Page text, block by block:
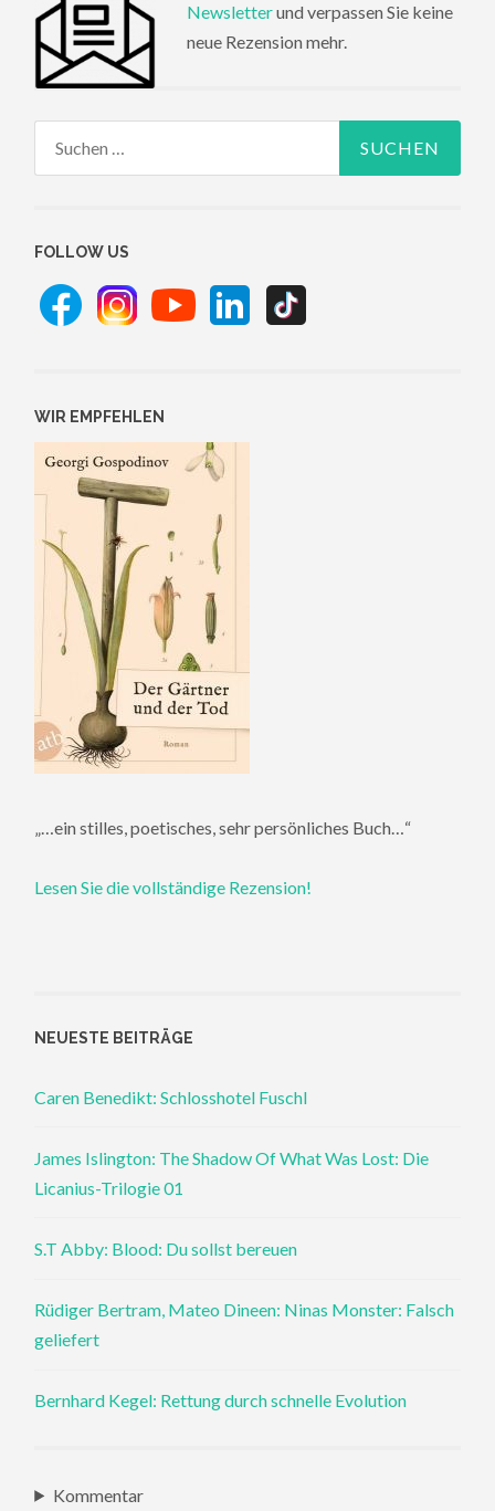
Newsletterund verpassen Sie keine
neue Rezension mehr.
FOLLOW US
WIR EMPFEHLEN
„…ein stilles, poetisches, sehr persönliches Buch…“
Lesen Sie die vollständige Rezension!
NEUESTE BEITRÄGE
Caren Benedikt: Schlosshotel Fuschl
James Islington: The Shadow Of What Was Lost: Die
Licanius-Trilogie 01
S.T Abby: Blood: Du sollst bereuen
Rüdiger Bertram, Mateo Dineen: Ninas Monster: Falsch
geliefert
Bernhard Kegel: Rettung durch schnelle Evolution
Kommentar